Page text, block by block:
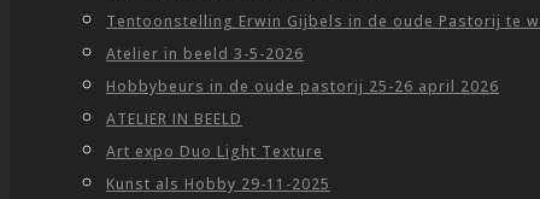
Tentoonstelling Erwin Gijbels in de oude Pastorij te
Atelier in beeld 3-5-2026
Hobbybeurs in de oude pastorij 25-26 april 2026
ATELIER IN BEELD
Art expo Duo Light Texture
Kunst als Hobby 29-11-2025